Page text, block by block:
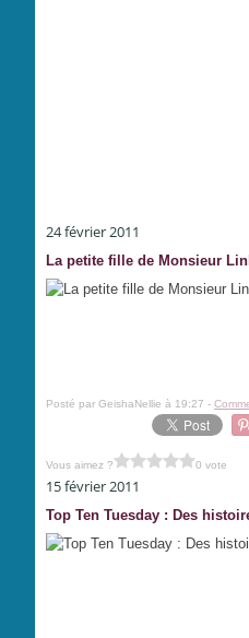
24 février 2011
La petite fille de Monsieur
Posté par GeishaNellie à 19:27 -
Vous aimez ? 0 vote
15 février 2011
Top Ten Tuesday : Des